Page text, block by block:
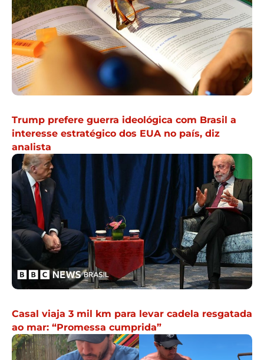
Trump prefere guerra ideológica com Brasil a
interesse estratégico dos EUA no país, diz
analista
Casal viaja 3 mil km para levar cadela resgatada
ao mar: “Promessa cumprida”